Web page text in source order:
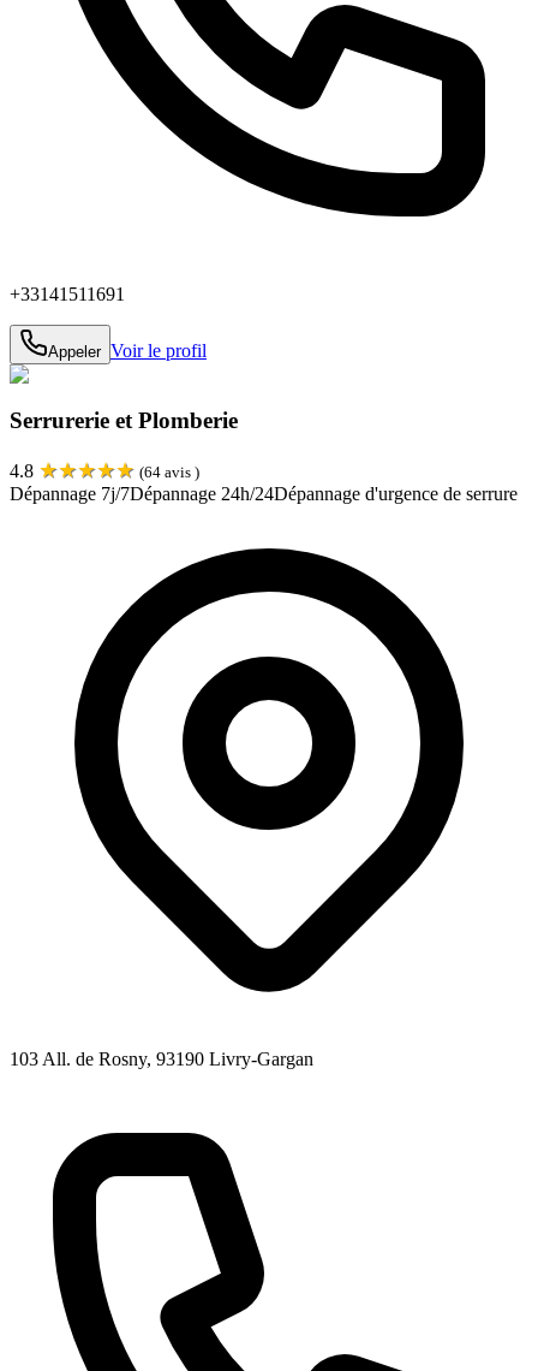
+33141511691
Appeler Voir le profil
Serrurerie et Plomberie
4.8 ★★★★★ (64 avis )
Dépannage 7j/7Dépannage 24h/24Dépannage d'urgence de serrure
103 All. de Rosny, 93190 Livry-Gargan